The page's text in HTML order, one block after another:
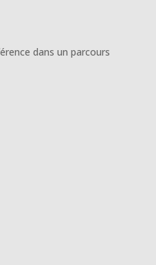
dans un parcours